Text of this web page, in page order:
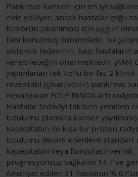
Pankreas kanseri için en iyi
elde ediliyor, ancak hastalar çoğu
tümörün çıkarılması için uygun
tanı konulmuş durumdadır. İki
sistemik tedavinin, bazı hastaların
verebileceğini önermektedir. JAMA
yayımlanan tek kollu bir faz 2 klinik
rezektabl (çıkarılabilir) pankreas
neoadjuvan FOLFIRINOX artı
Hastalar tedaviyi takiben yeniden
tutulumu (damara kanser
kapesitabin ile kısa bir proton
tutulumu devam edenlere standart
kapesitabin veya florourasil verildi.
progresyonsuz sağkalım 14.7 ve
Ameliyat edilen 31 hastanın %